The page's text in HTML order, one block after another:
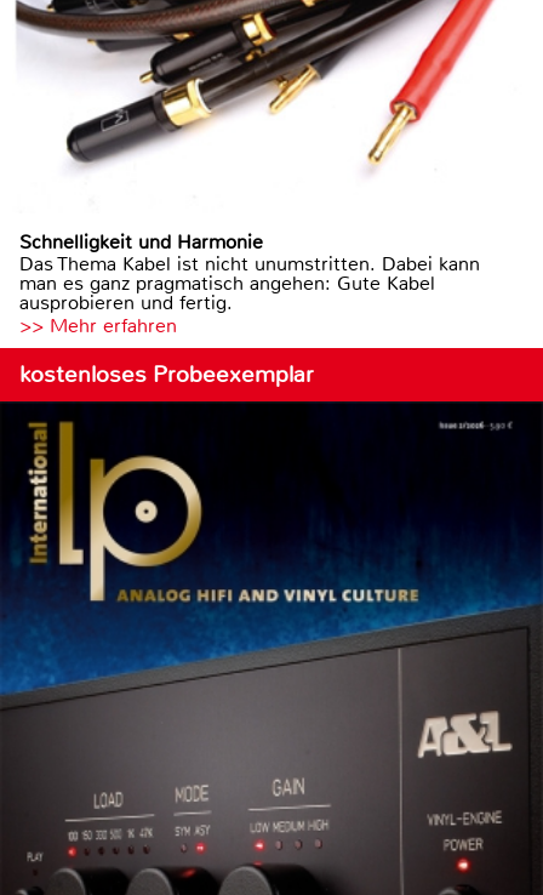
Schnelligkeit und Harmonie
Das Thema Kabel ist nicht unumstritten. Dabei kann
man es ganz pragmatisch angehen: Gute Kabel
ausprobieren und fertig.
>> Mehr erfahren
kostenloses Probeexemplar